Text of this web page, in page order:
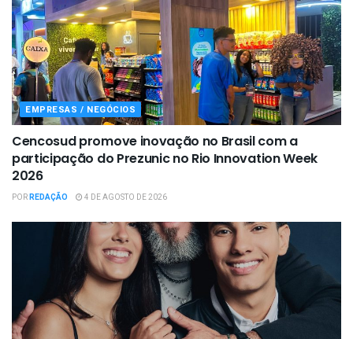
EMPRESAS / NEGÓCIOS
Cencosud promove inovação no Brasil com a
participação do Prezunic no Rio Innovation Week
2026
PORREDAÇÃO 4 DE AGOSTO DE 2026